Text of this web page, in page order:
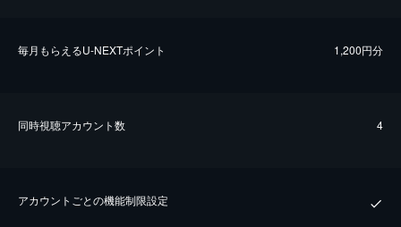
毎⽉もらえるU-NEXTポイント 1,200円分
同時視聴アカウント数 4
アカウントごとの機能制限設定